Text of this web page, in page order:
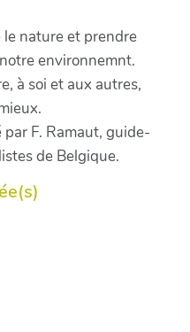
nature et prendre
environnemnt.
à soi et aux autres,
F. Ramaut, guide-
de Belgique.